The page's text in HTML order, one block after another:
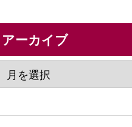
アーカイブ